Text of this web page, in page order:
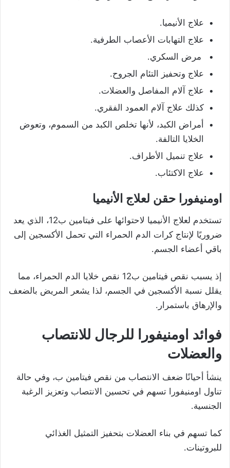
علاج الأنيميا.
علاج التهابات الأعصاب الطرفية.
مرض السكري.
علاج وتحفيز التئام الجروح.
علاج آلام المفاصل والعضلات.
كذلك علاج آلام العمود الفقري.
أمراض الكبد، لأنها تخلص الكبد من السموم، وتعوض
الخلايا التالفة.
علاج تنميل الأطراف.
علاج الاكتئاب.
اومنيفورا حقن لعلاج الأنيميا
تستخدم لعلاج الأنيميا لاحتوائها على فيتامين ب12، الذي يعد
ضروريًا لإنتاج كرات الدم الحمراء التي تحمل الأكسجين إلى
باقي أعضاء الجسم.
إذ يسبب نقص فيتامين ب12 نقص خلايا الدم الحمراء، مما
يقلل نسبة الأكسجين في الجسم، لذا يشعر المريض بالضعف
والإرهاق باستمرار.
فوائد اومنيفورا للرجال للانتصاب
والعضلات
ينشأ أحيانًا ضعف الانتصاب من نقص فيتامين ب، وفي حالة
تناول اومنيفورا تسهم في تحسين الانتصاب وتعزيز الرغبة
الجنسية.
كما تسهم في بناء العضلات بتحفيز التمثيل الغذائي
للبروتينات.